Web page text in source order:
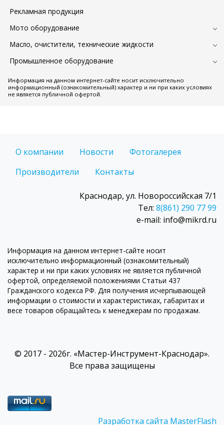
Рекламная продукция
Мото оборудование
Масло, очистители, технические жидкости
Промышленное оборудование
Информация на данном интернет-сайте носит исключительно
информационный (ознакомительный) характер и ни при каких условиях
не является публичной офертой.
О компании Новости
Фотогалерея
Производители
Контакты
Краснодар, ул. Новороссийская 7/1
Тел: 8(861) 290 77 99
e-mail: info@mikrd.ru
Информация на данном интернет-сайте носит
исключительно информационный (ознакомительный)
характер и ни при каких условиях не является публичной
офертой, определяемой положениями Статьи 437
Гражданского кодекса РФ. Для получения исчерпывающей
информации о стоимости и характеристиках, габаритах и
весе товаров обращайтесь к менеджерам по продажам.
© 2017 - 2026г. «Мастер-Инструмент-Краснодар».
Все права защищены
Разработка сайта MasterFlash